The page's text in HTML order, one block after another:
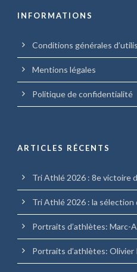
INFORMATIONS
Conditions générales
Mentions légales
Politique de confidentialité
ARTICLES RÉCENTS
Tri Athlé 2026 : 8e victoire
Tri Athlé 2026 : la
Portraits d’athlètes: Marc-
Portraits d’athlètes: Olivier